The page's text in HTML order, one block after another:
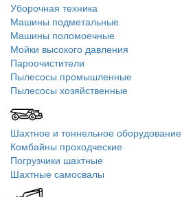
Уборочная техника
Машины подметальные
Машины поломоечные
Мойки высокого давления
Пароочистители
Пылесосы промышленные
Пылесосы хозяйственные
Шахтное и тоннельное оборудование
Комбайны проходческие
Погрузчики шахтные
Шахтные самосвалы